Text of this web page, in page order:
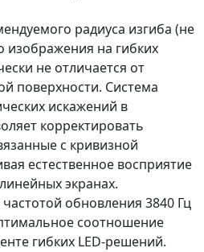
радиуса изгиба (не
изображения на гибких
не отличается от
поверхности. Система
искажений в
корректировать
с кривизной
естественное восприятие
экранах.
обновления 3840 Гц
соотношение
гибких LED-решений.